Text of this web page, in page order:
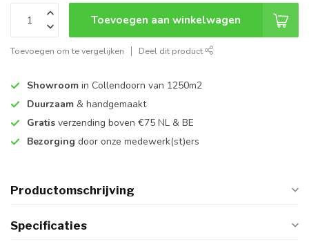
Toevoegen aan winkelwagen
Toevoegen om te vergelijken Deel dit product
Showroom in Collendoorn van 1250m2
Duurzaam & handgemaakt
Gratis verzending boven €75 NL & BE
Bezorging door onze medewerk(st)ers
Productomschrijving
Specificaties